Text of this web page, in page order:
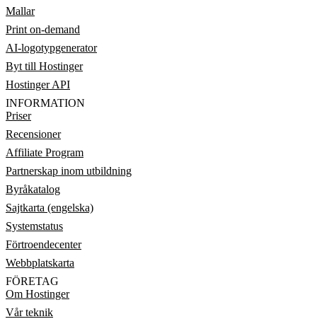
Mallar
Print on-demand
AI-logotypgenerator
Byt till Hostinger
Hostinger API
INFORMATION
Priser
Recensioner
Affiliate Program
Partnerskap inom utbildning
Byråkatalog
Sajtkarta (engelska)
Systemstatus
Förtroendecenter
Webbplatskarta
FÖRETAG
Om Hostinger
Vår teknik